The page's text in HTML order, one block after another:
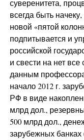
суверенитета,
всегда быть
новой «пятой
подпитывается и
российской
и свести на нет
данным
начало 2012 г.
РФ в виде
млрд дол.,
500 млрд дол.,
зарубежных